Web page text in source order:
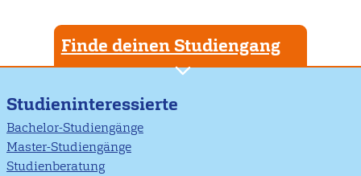
Finde deinen Studiengang
Studieninteressierte
Bachelor-Studiengänge
Master-Studiengänge
Studienberatung